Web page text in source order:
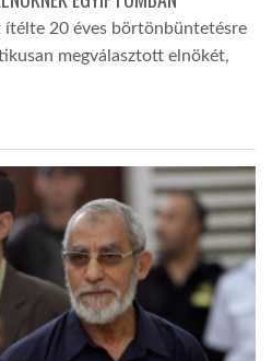
ítélte 20 éves börtönbüntetésre
megválasztott elnökét,